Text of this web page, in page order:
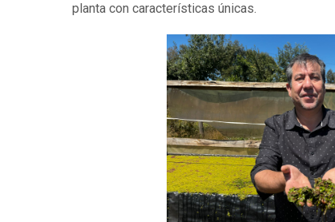
planta con características únicas.